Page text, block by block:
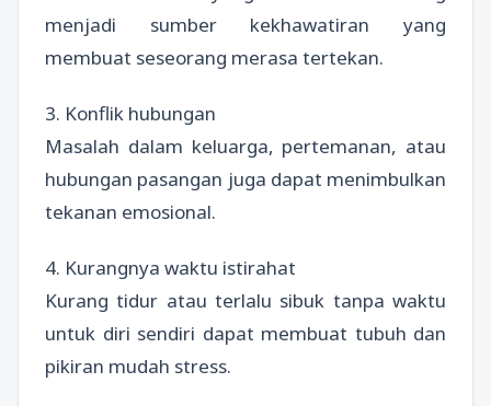
menjadi sumber kekhawatiran yang
membuat seseorang merasa tertekan.
3. Konflik hubungan
Masalah dalam keluarga, pertemanan, atau
hubungan pasangan juga dapat menimbulkan
tekanan emosional.
4. Kurangnya waktu istirahat
Kurang tidur atau terlalu sibuk tanpa waktu
untuk diri sendiri dapat membuat tubuh dan
pikiran mudah stress.